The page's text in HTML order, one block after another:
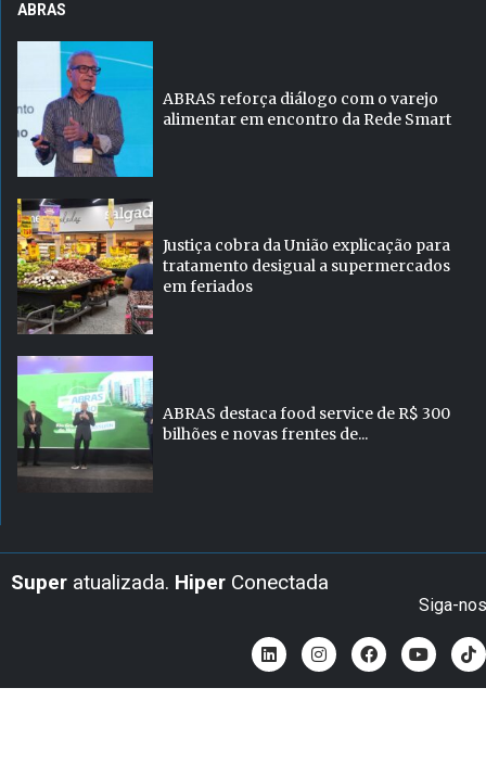
ABRAS
ABRAS reforça diálogo com o varejo
alimentar em encontro da Rede Smart
Justiça cobra da União explicação para
tratamento desigual a supermercados
em feriados
ABRAS destaca food service de R$ 300
bilhões e novas frentes de...
Super atualizada. Hiper Conectada
Siga-nos